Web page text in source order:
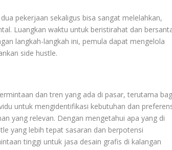
pekerjaan sekaligus bisa sangat melelahkan,
Luangkan waktu untuk beristirahat dan
langkah-langkah ini, pemula dapat mengelola
side hustle.
dan tren yang ada di pasar, terutama
untuk mengidentifikasi kebutuhan dan
yang relevan. Dengan mengetahui apa yang di
yang lebih tepat sasaran dan berpotensi
tinggi untuk jasa desain grafis di kalangan